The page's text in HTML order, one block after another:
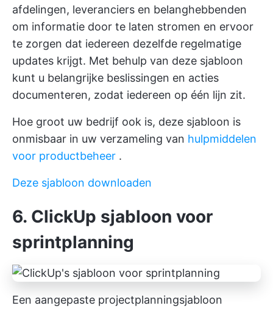
afdelingen, leveranciers en belanghebbenden
om informatie door te laten stromen en ervoor
te zorgen dat iedereen dezelfde regelmatige
updates krijgt. Met behulp van deze sjabloon
kunt u belangrijke beslissingen en acties
documenteren, zodat iedereen op één lijn zit.
Hoe groot uw bedrijf ook is, deze sjabloon is
onmisbaar in uw verzameling van hulpmiddelen
voor productbeheer .
Deze sjabloon downloaden
6. ClickUp sjabloon voor
sprintplanning
Een aangepaste projectplanningsjabloon